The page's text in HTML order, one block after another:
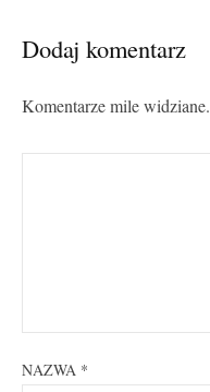
Dodaj komentarz
Komentarze mile widziane.
NAZWA *